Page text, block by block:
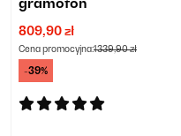
809,90 zł
Cena promocyjna:1339,90 zł
-39%